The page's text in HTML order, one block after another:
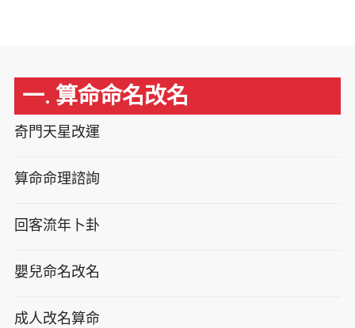
一. 算命命名改名
奇門天星改運
算命命理諮詢
回客流年卜卦
嬰兒命名改名
成人改名算命